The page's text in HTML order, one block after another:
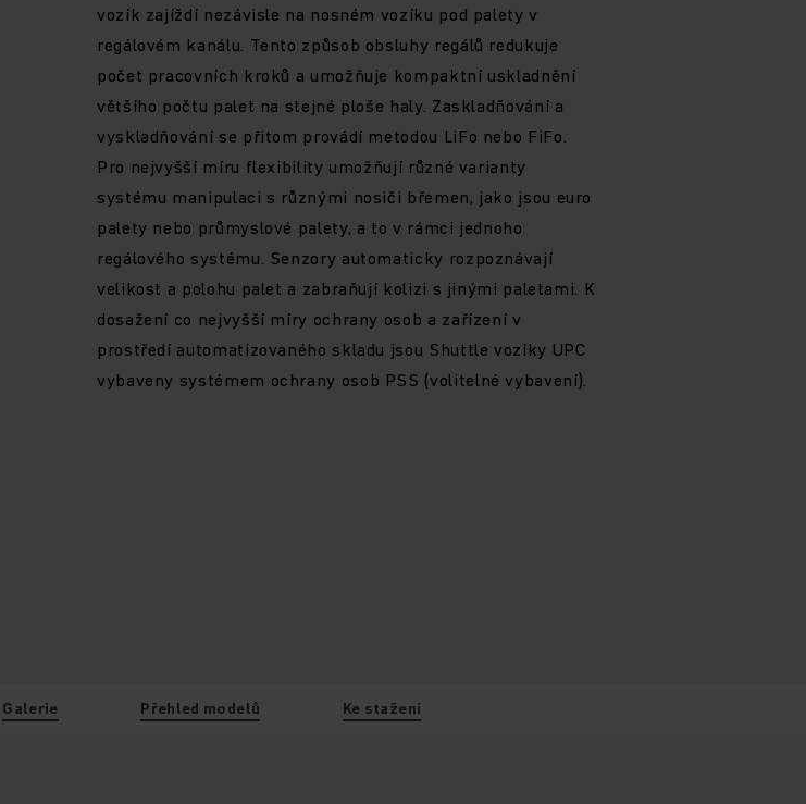
vozík zajíždí nezávisle na nosném vozíku pod palety v
regálovém kanálu. Tento způsob obsluhy regálů redukuje
počet pracovních kroků a umožňuje kompaktní uskladnění
většího počtu palet na stejné ploše haly. Zaskladňování a
vyskladňování se přitom provádí metodou LiFo nebo FiFo.
Pro nejvyšší míru flexibility umožňují různé varianty
systému manipulaci s různými nosiči břemen, jako jsou euro
palety nebo průmyslové palety, a to v rámci jednoho
regálového systému. Senzory automaticky rozpoznávají
velikost a polohu palet a zabraňují kolizi s jinými paletami. K
dosažení co nejvyšší míry ochrany osob a zařízení v
prostředí automatizovaného skladu jsou Shuttle vozíky UPC
vybaveny systémem ochrany osob PSS (volitelné vybavení).
Galerie Přehled modelů Ke stažení